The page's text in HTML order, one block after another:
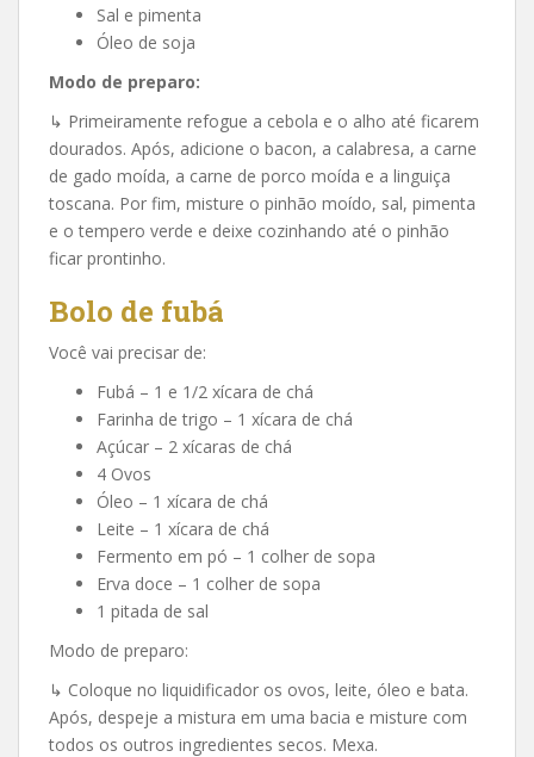
Sal e pimenta
Óleo de soja
Modo de preparo:
↳ Primeiramente refogue a cebola e o alho até ficarem
dourados. Após, adicione o bacon, a calabresa, a carne
de gado moída, a carne de porco moída e a linguiça
toscana. Por fim, misture o pinhão moído, sal, pimenta
e o tempero verde e deixe cozinhando até o pinhão
ficar prontinho.
Bolo de fubá
Você vai precisar de:
Fubá – 1 e 1/2 xícara de chá
Farinha de trigo – 1 xícara de chá
Açúcar – 2 xícaras de chá
4 Ovos
Óleo – 1 xícara de chá
Leite – 1 xícara de chá
Fermento em pó – 1 colher de sopa
Erva doce – 1 colher de sopa
1 pitada de sal
Modo de preparo:
↳ Coloque no liquidificador os ovos, leite, óleo e bata.
Após, despeje a mistura em uma bacia e misture com
todos os outros ingredientes secos. Mexa.